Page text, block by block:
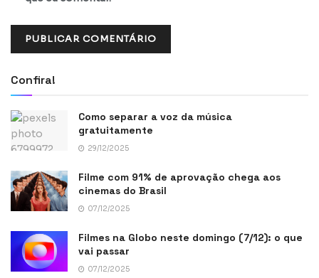
Confira!
Como separar a voz da música
gratuitamente
29/12/2025
Filme com 91% de aprovação chega aos
cinemas do Brasil
07/12/2025
Filmes na Globo neste domingo (7/12): o que
vai passar
07/12/2025